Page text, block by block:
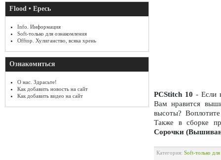
Flood • Ересь
Info. Информация
Soft-только для ознакомления
Offtop. Хулиганство, всяка хрень
Ознакомиться
О нас. Здрасьте!
Как добавить новость на сайт
Как добавить видео на сайт
PCStitch 10 - Если
Вам нравится
высоты?
Также в сборке
Сорочки
Категория: Soft-только